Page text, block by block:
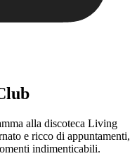
alla discoteca Living
e ricco di appuntamenti,
indimenticabili.